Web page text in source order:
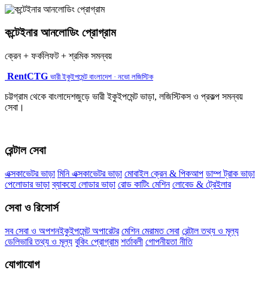
কন্টেইনার আনলোডিং প্রোগ্রাম
ক্রেন + ফর্কলিফট + শ্রমিক সমন্বয়
RentCTG ভারী ইকুইপমেন্ট বাংলাদেশ · নভো লজিস্টিক
চট্টগ্রাম থেকে বাংলাদেশজুড়ে ভারী ইকুইপমেন্ট ভাড়া, লজিস্টিকস ও প্রকল্প সমন্বয়
সেবা।
রেন্টাল সেবা
এক্সকাভেটর ভাড়া মিনি এক্সকাভেটর ভাড়া মোবাইল ক্রেন & পিকআপ ডাম্প ট্রাক ভাড়া
পেলোডার ভাড়া ব্যাকহো লোডার ভাড়া রোড কাটিং মেশিন লোবেড & ট্রেইলার
সেবা ও রিসোর্স
সব সেবা ও অপশনইকুইপমেন্ট অপারেটর মেশিন মেরামত সেবা রেন্টাল তথ্য ও মূল্য
ডেলিভারি তথ্য ও মূল্য বুকিং প্রোগ্রাম শর্তাবলী গোপনীয়তা নীতি
যোগাযোগ